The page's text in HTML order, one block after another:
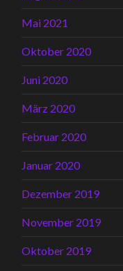
Mai 2021
Oktober 2020
Juni 2020
März 2020
Februar 2020
Januar 2020
Dezember 2019
November 2019
Oktober 2019